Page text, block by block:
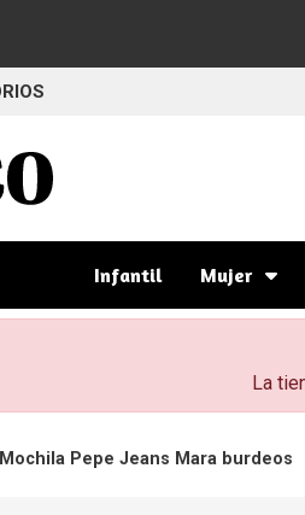
Infantil Mujer
La
Mochila Pepe Jeans Mara burdeos